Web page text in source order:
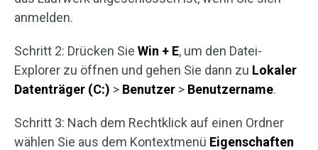
anmelden.
Schritt 2: Drücken Sie Win + E, um den Datei-
Explorer zu öffnen und gehen Sie dann zu Lokaler
Datenträger (C:) > Benutzer > Benutzername.
Schritt 3: Nach dem Rechtklick auf einen Ordner
wählen Sie aus dem Kontextmenü Eigenschaften